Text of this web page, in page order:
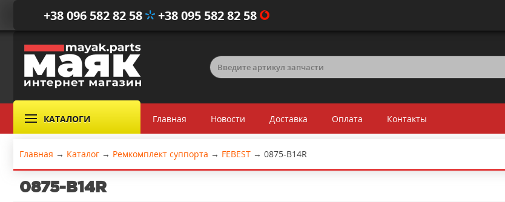
+38 096 582 82 58 +38 095 582 82 58
КАТАЛОГИ Главная Новости Доставка Оплата Контакты
Главная → Каталог → Ремкомплект суппорта → FEBEST → 0875-B14R
0875-B14R